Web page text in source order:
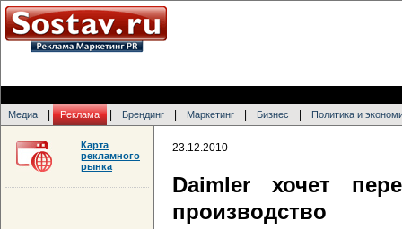
Медиа Реклама Брендинг Маркетинг Бизнес Политика и
23.12.2010
Daimler хочет
производство
Карта
рекламного
рынка